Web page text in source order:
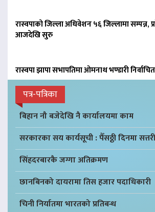
रास्वपाको जिल्ला अधिवेशन ५६ जिल्लामा सम्पन्न,
आजदेखि सुरु
रास्वपा झापा सभापतिमा ओमनाथ भण्डारी निर्वाचित
पत्र-पत्रिका
बिहान नौ बजेदेखि नै कार्यालयमा काम
सरकारका सय कार्यसूची : पैँसठ्ठी दिनमा
सिंहदरबारकै जग्गा अतिक्रमण
छानबिनको दायरामा तिस हजार पदाधिकारी
चिनी निर्यातमा भारतको प्रतिबन्ध